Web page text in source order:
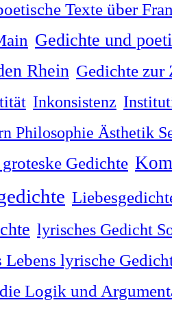
Texte über
Gedichte und
Rhein Gedichte zur
Inkonsistenz
Philosophie Ästhetik
Gedichte
lyrisches Gedicht
lyrische
Logik und